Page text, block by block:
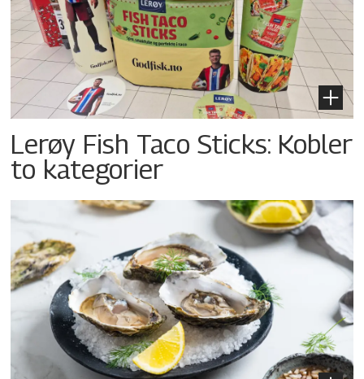
Lerøy Fish Taco Sticks: Kobler
to kategorier